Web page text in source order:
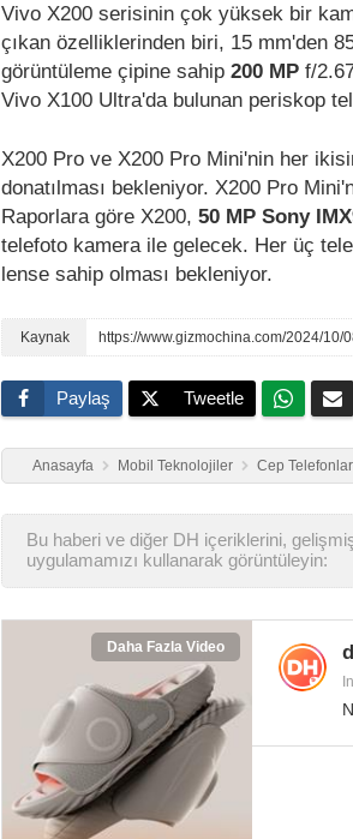
Vivo X200 serisinin çok yüksek bir
çıkan özelliklerinden biri, 15 mm'den
görüntüleme çipine sahip 200 MP f/
Vivo X100 Ultra'da bulunan periskop
X200 Pro ve X200 Pro Mini'nin her
donatılması bekleniyor. X200 Pro
Raporlara göre X200, 50 MP Sony
telefoto kamera ile gelecek. Her üç
lense sahip olması bekleniyor.
Paylaş Tweetle
Anasayfa Mobil Teknolojiler Cep
Bu haberi ve diğer DH içeriklerini,
uygulamamızı kullanarak görüntüleyin:
Daha Fazla Video